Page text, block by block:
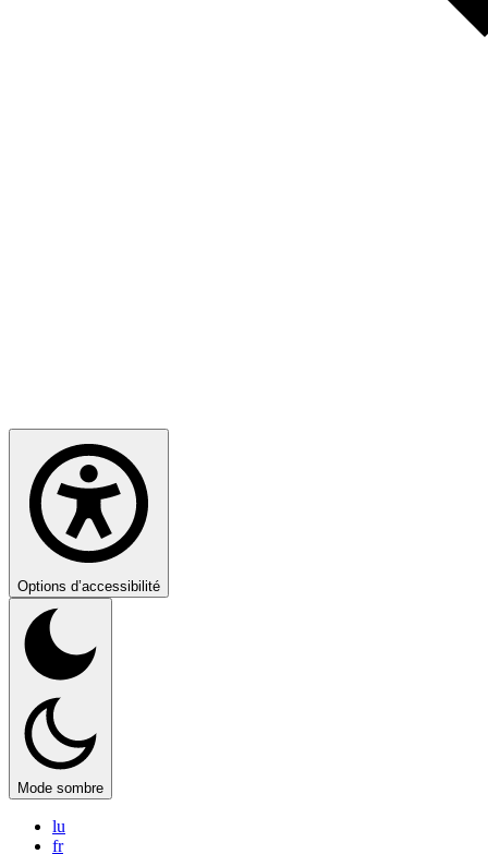
Options d’accessibilité
Mode sombre
lu
fr